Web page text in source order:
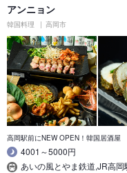
アンニョン
韓国料理 高岡市
高岡駅前にNEW OPEN！韓国居酒屋
4001～5000円
あいの風とやま鉄道,JR高